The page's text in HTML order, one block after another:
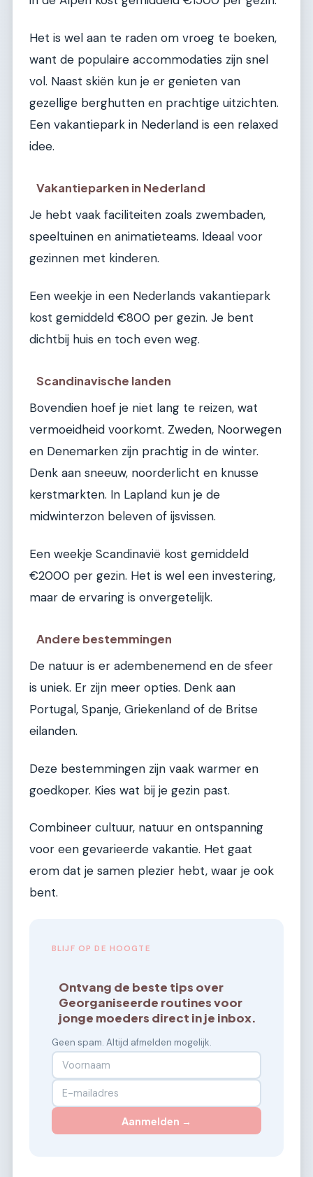
Het is wel aan te raden om vroeg te boeken,
want de populaire accommodaties zijn snel
vol. Naast skiën kun je er genieten van
gezellige berghutten en prachtige uitzichten.
Een vakantiepark in Nederland is een relaxed
idee.
Vakantieparken in Nederland
Je hebt vaak faciliteiten zoals zwembaden,
speeltuinen en animatieteams. Ideaal voor
gezinnen met kinderen.
Een weekje in een Nederlands vakantiepark
kost gemiddeld €800 per gezin. Je bent
dichtbij huis en toch even weg.
Scandinavische landen
Bovendien hoef je niet lang te reizen, wat
vermoeidheid voorkomt. Zweden, Noorwegen
en Denemarken zijn prachtig in de winter.
Denk aan sneeuw, noorderlicht en knusse
kerstmarkten. In Lapland kun je de
midwinterzon beleven of ijsvissen.
Een weekje Scandinavië kost gemiddeld
€2000 per gezin. Het is wel een investering,
maar de ervaring is onvergetelijk.
Andere bestemmingen
De natuur is er adembenemend en de sfeer
is uniek. Er zijn meer opties. Denk aan
Portugal, Spanje, Griekenland of de Britse
eilanden.
Deze bestemmingen zijn vaak warmer en
goedkoper. Kies wat bij je gezin past.
Combineer cultuur, natuur en ontspanning
voor een gevarieerde vakantie. Het gaat
erom dat je samen plezier hebt, waar je ook
bent.
BLIJF OP DE HOOGTE
Ontvang de beste tips over
Georganiseerde routines voor
jonge moeders direct in je inbox.
Geen spam. Altijd afmelden mogelijk.
Aanmelden →